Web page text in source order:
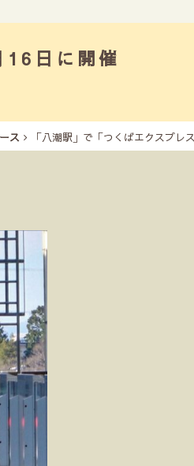
16日に開催
ス 「八潮駅」で「つくばエクスプレ